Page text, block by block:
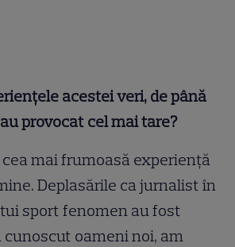
acestei veri, de până
provocat cel mai tare?
cea mai frumoasă experiență
Deplasările ca jurnalist în
sport fenomen au fost
oameni noi, am